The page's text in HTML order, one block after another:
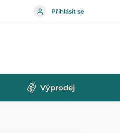
Přihlásit se
Výprodej